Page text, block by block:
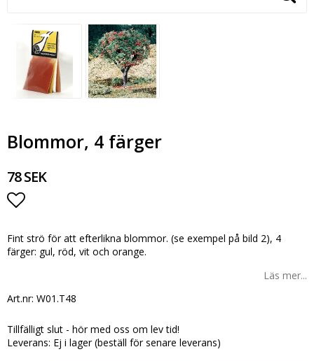
Blommor, 4 färger
78 SEK
Fint strö för att efterlikna blommor. (se exempel på bild 2), 4
färger: gul, röd, vit och orange.
Läs mer...
Art.nr: W01.T48
Tillfälligt slut - hör med oss om lev tid!
Leverans: Ej i lager (beställ för senare leverans)